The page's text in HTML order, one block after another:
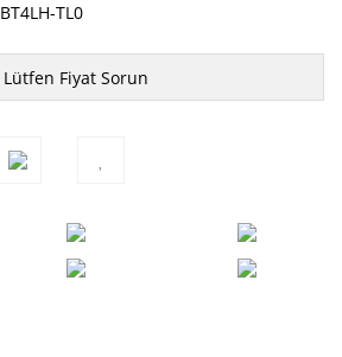
BT4LH-TL0
Lütfen Fiyat Sorun